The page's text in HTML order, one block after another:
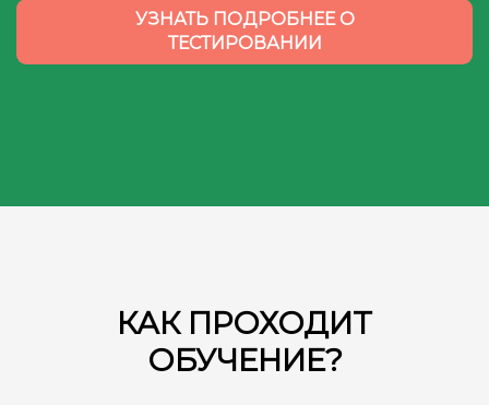
УЗНАТЬ ПОДРОБНЕЕ О
ТЕСТИРОВАНИИ
КАК ПРОХОДИТ
ОБУЧЕНИЕ?